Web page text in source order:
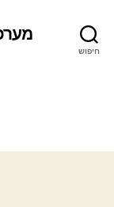
חיפוש